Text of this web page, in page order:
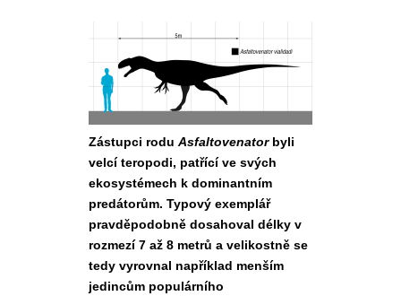
Zástupci rodu Asfaltovenatorbyli
velcí teropodi, patřící ve svých
ekosystémech k dominantním
predátorům. Typový exemplář
pravděpodobně dosahoval délky v
rozmezí 7 až 8 metrů a velikostně se
tedy vyrovnal například menším
jedincům populárního